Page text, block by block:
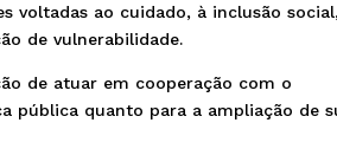
voltadas ao cuidado, à inclusão
de vulnerabilidade.
de atuar em cooperação com o
pública quanto para a ampliação de